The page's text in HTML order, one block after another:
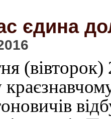
єдина